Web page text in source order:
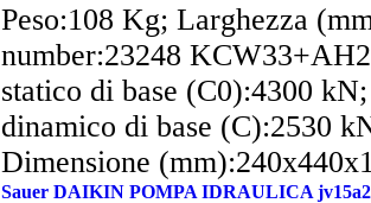
Peso:108 Kg; Larghezza
number:23248
statico di base (C0):4300
dinamico di base (C):2530
Dimensione
Sauer DAIKIN POMPA IDRAULICA